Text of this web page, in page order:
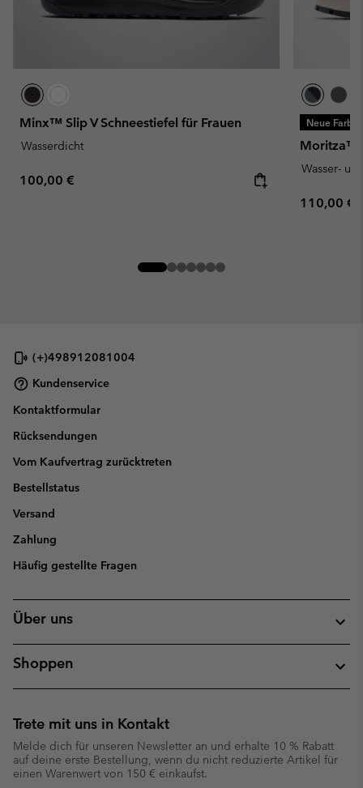
Minx™ Slip V Schneestiefel für Frauen
Wasserdicht
Regular price:
100,00 €
Neue
Moritza™
Wasser-
Regular
110,00 €
(+)498912081004
Kundenservice
Kontaktformular
Rücksendungen
Vom Kaufvertrag zurücktreten
Bestellstatus
Versand
Zahlung
Häufig gestellte Fragen
Über uns
Shoppen
Trete mit uns in Kontakt
Melde dich für unseren Newsletter an und erhalte 10 % Rabatt
auf deine erste Bestellung, wenn du nicht reduzierte Artikel für
einen Warenwert von 150 € einkaufst.